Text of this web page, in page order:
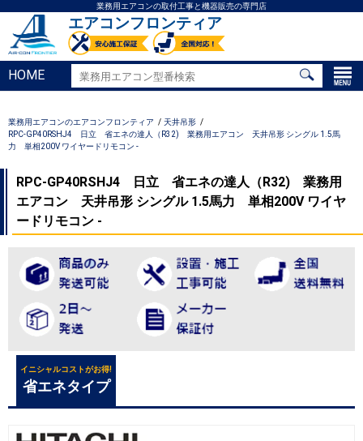
業務用エアコンの取付工事と機器販売の専門店
エアコンフロンティア
HOME
業務用エアコンのエアコンフロンティア
天井吊形
RPC-GP40RSHJ4 日立 省エネの達人（R32) 業務用エアコン 天井吊形 シングル 1.5馬
力 単相200V ワイヤードリモコン -
RPC-GP40RSHJ4 日立 省エネの達人（R32) 業務用
エアコン 天井吊形 シングル 1.5馬力 単相200V ワイヤ
ードリモコン -
イニシャルコストがお得!
省エネタイプ